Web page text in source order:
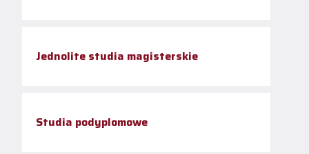
Jednolite studia magisterskie
Studia podyplomowe